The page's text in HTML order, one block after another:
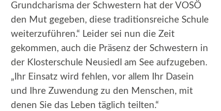
Grundcharisma der Schwestern hat der VOSÖ
den Mut gegeben, diese traditionsreiche Schule
weiterzuführen.“ Leider sei nun die Zeit
gekommen, auch die Präsenz der Schwestern in
der Klosterschule Neusiedl am See aufzugeben.
„Ihr Einsatz wird fehlen, vor allem Ihr Dasein
und Ihre Zuwendung zu den Menschen, mit
denen Sie das Leben täglich teilten.“